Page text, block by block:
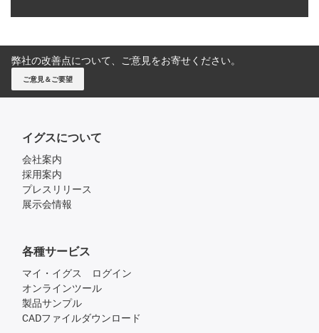
弊社の改善点について、ご意見をお寄せください。
ご意見＆ご要望
イグスについて
会社案内
採用案内
プレスリリース
展示会情報
各種サービス
マイ・イグス ログイン
オンラインツール
製品サンプル
CADファイルダウンロード